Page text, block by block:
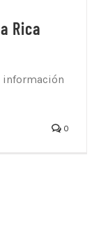
Rica
información
0